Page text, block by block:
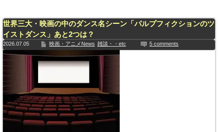
世界三大・映画の中のダンス名シーン「パルプフィクションのツ
イストダンス」あと2つは？
2026.07.05 映画・アニメNews 雑談・・etc 5 comments